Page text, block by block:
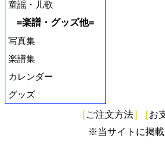
童謡・儿歌
=楽譜・グッズ他=
写真集
楽譜集
カレンダー
グッズ
[ ご注文方法] [お
※当サイトに掲